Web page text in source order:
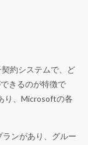
約システムで、ど
きるのが特徴で
り、Microsoftの各
ンがあり、グルー